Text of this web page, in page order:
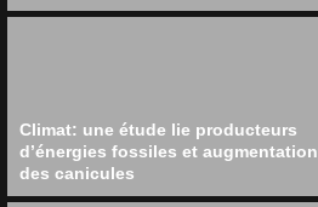
Climat: une étude lie producteurs
d’énergies fossiles et augmentation
des canicules